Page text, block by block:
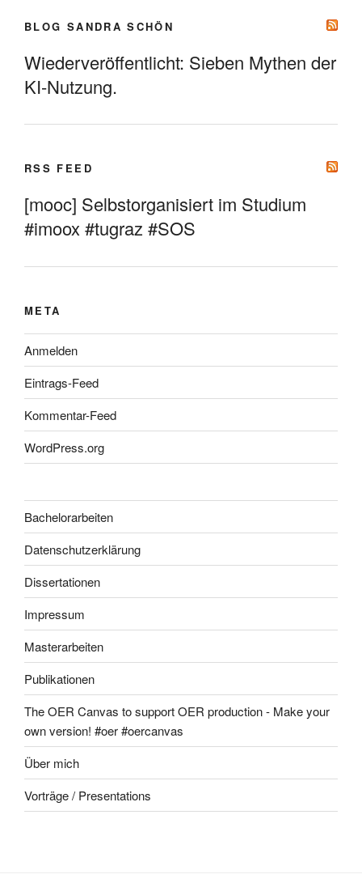
BLOG SANDRA SCHÖN
Wiederveröffentlicht: Sieben Mythen der
KI-Nutzung.
RSS FEED
[mooc] Selbstorganisiert im Studium
#imoox #tugraz #SOS
META
Anmelden
Eintrags-Feed
Kommentar-Feed
WordPress.org
Bachelorarbeiten
Datenschutzerklärung
Dissertationen
Impressum
Masterarbeiten
Publikationen
The OER Canvas to support OER production - Make your
own version! #oer #oercanvas
Über mich
Vorträge / Presentations